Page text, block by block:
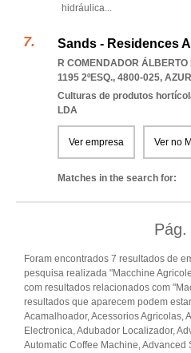
hidráulica...
Sands - Residences
R COMENDADOR
1195 2ºESQ., 4800-025,
Culturas de produtos
LDA
Ver empresa Ver no
Matches in the search for:
Pág.
Foram encontrados 7 resultados de
pesquisa realizada "Macchine
com resultados relacionados com
resultados que aparecem podem
Acamalhoador, Acessorios Agricolas,
Electronica, Adubador Localizador,
Automatic Coffee Machine,